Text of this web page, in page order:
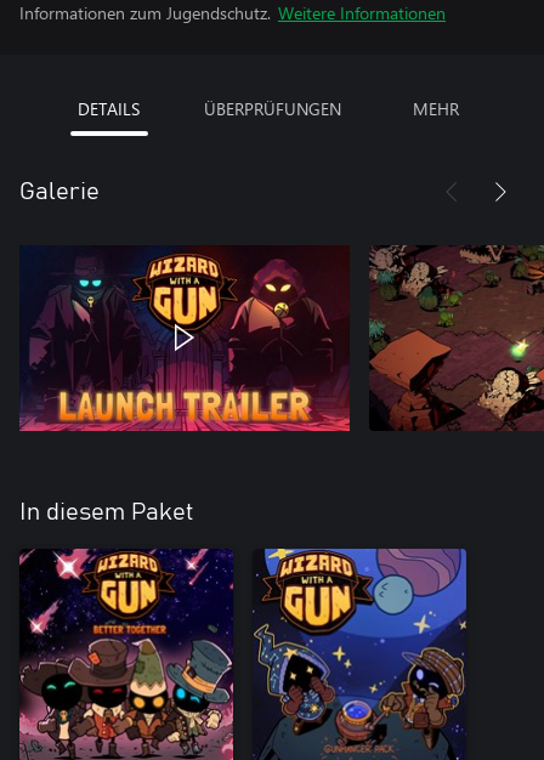
Informationen zum Jugendschutz. Weitere Informationen
DETAILS ÜBERPRÜFUNGEN MEHR
Galerie
In diesem Paket